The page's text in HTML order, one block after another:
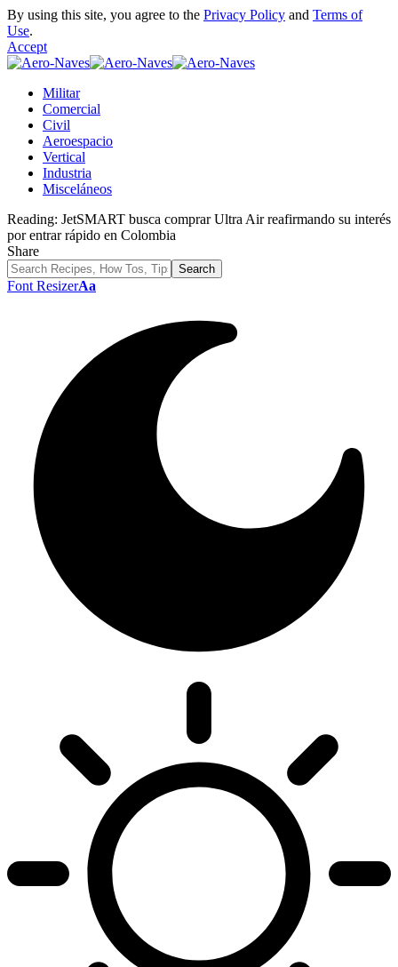
By using this site, you agree to the Privacy Policy and Terms of
Use.
Accept
Militar
Comercial
Civil
Aeroespacio
Vertical
Industria
Misceláneos
Reading: JetSMART busca comprar Ultra Air reafirmando su interés
por entrar rápido en Colombia
Share
Font ResizerAa